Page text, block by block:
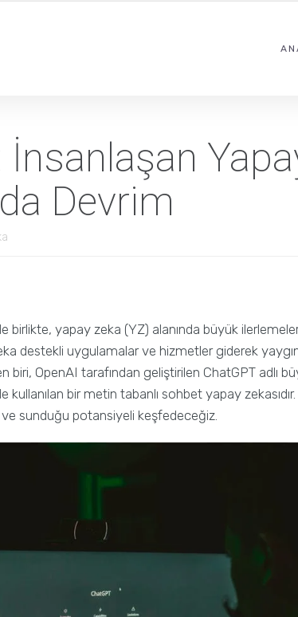
İnsanlaşan
Devrim
birlikte, yapay zeka (YZ) alanında büyük
destekli uygulamalar ve hizmetler giderek
biri, OpenAI tarafından geliştirilen ChatGPT adlı
kullanılan bir metin tabanlı sohbet yapay
ve sunduğu potansiyeli keşfedeceğiz.